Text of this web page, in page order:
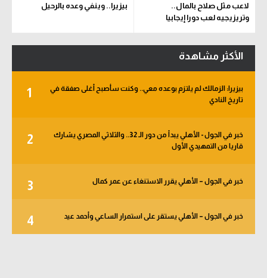
لاعب مثل صلاح بالمال..
وتريزيجيه لعب دورا إيجابيا
بيزيرا.. وينفي وعده بالرحيل
الأكثر مشاهدة
1
بيزيرا: الزمالك لم يلتزم بوعده معي.. وكنت سأصبح أغلى صفقة في
تاريخ النادي
2
خبر في الجول - الأهلي يبدأ من دور الـ 32.. والثلاثي المصري يشارك
قاريا من التمهيدي الأول
3 خبر في الجول – الأهلي يقرر الاستنغاء عن عمر كمال
4 خبر في الجول – الأهلي يستقر على استمرار الساعي وأحمد عيد